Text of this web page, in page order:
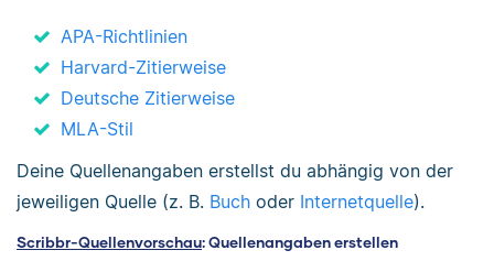
APA-Richtlinien
Harvard-Zitierweise
Deutsche Zitierweise
MLA-Stil
Deine Quellenangaben erstellst du abhängig von der
jeweiligen Quelle (z. B. Buch oder Internetquelle).
Scribbr-Quellenvorschau: Quellenangaben erstellen